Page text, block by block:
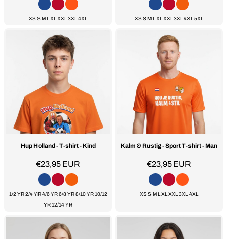
XS S M L XL XXL 3XL 4XL XS S M L XL XXL 3XL 4XL 5XL
Hup Holland - T-shirt - Kind
€23,95 EUR
1/2 YR 2/4 YR 4/6 YR 6/8 YR 8/10 YR 10/12
YR 12/14 YR
Kalm & Rustig - Sport T-shirt - Man
€23,95 EUR
XS S M L XL XXL 3XL 4XL